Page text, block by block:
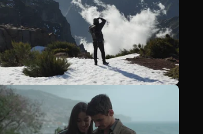
Veja mais